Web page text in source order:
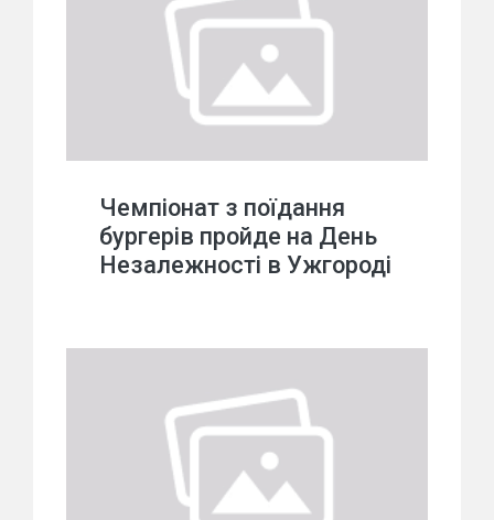
Чемпіонат з поїдання
бургерів пройде на День
Незалежності в Ужгороді